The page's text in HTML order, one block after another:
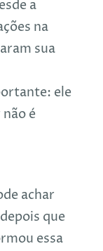
a
na
sua
ele
é
achar
que
essa